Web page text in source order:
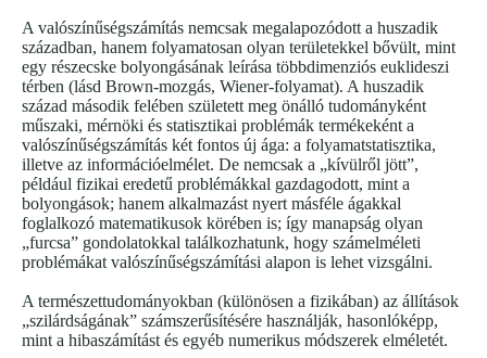
A valószínűségszámítás nemcsak megalapozódott a huszadik
században, hanem folyamatosan olyan területekkel bővült, mint
egy részecske bolyongásának leírása többdimenziós euklideszi
térben (lásd Brown-mozgás, Wiener-folyamat). A huszadik
század második felében született meg önálló tudományként
műszaki, mérnöki és statisztikai problémák termékeként a
valószínűségszámítás két fontos új ága: a folyamatstatisztika,
illetve az információelmélet. De nemcsak a „kívülről jött”,
például fizikai eredetű problémákkal gazdagodott, mint a
bolyongások; hanem alkalmazást nyert másféle ágakkal
foglalkozó matematikusok körében is; így manapság olyan
„furcsa” gondolatokkal találkozhatunk, hogy számelméleti
problémákat valószínűségszámítási alapon is lehet vizsgálni.
A természettudományokban (különösen a fizikában) az állítások
„szilárdságának” számszerűsítésére használják, hasonlóképp,
mint a hibaszámítást és egyéb numerikus módszerek elméletét.